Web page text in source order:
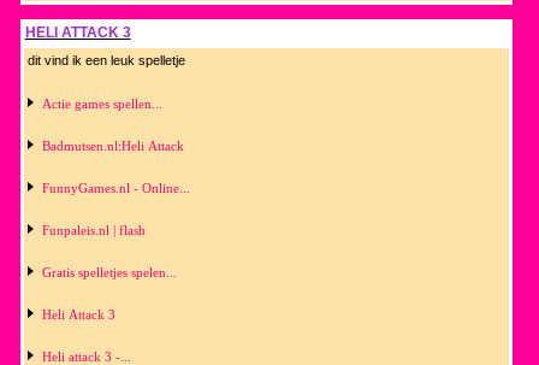
HELI ATTACK 3
dit vind ik een leuk spelletje
Actie games spellen...
Badmutsen.nl:Heli Attack
FunnyGames.nl - Online...
Funpaleis.nl | flash
Gratis spelletjes spelen...
Heli Attack 3
Heli attack 3 -...